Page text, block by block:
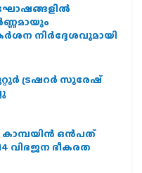
നിർദ്ദേശവുമായി
ട്രഷറർ സുരേഷ്
ഒന്‍പത്
വിഭജന ഭീകരത